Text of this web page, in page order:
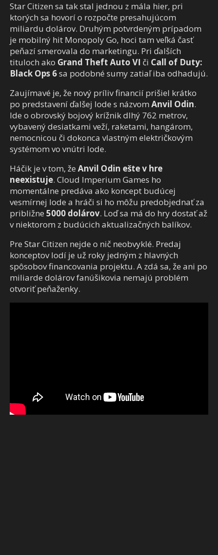
Star Citizen sa tak stal jednou z mála hier, pri
ktorých sa hovorí o rozpočte presahujúcom
miliardu dolárov. Druhým potvrdeným prípadom
je mobilný hit Monopoly Go, hoci tam veľká časť
peňazí smerovala do marketingu. Pri ďalších
tituloch ako Grand Theft Auto VI či Call of Duty:
Black Ops 6sa podobné sumy zatiaľ iba odhadujú.
Zaujímavé je, že nový príliv financií prišiel krátko
po predstavení ďalšej lode s názvom Anvil Odin.
Ide o obrovský bojový krížnik dlhý 762 metrov,
vybavený desiatkami veží, raketami, hangárom,
nemocnicou či dokonca vlastným električkovým
systémom vo vnútri lode.
Háčik je v tom, že Anvil Odin ešte v hre
neexistuje. Cloud Imperium Games ho
momentálne predáva ako koncept budúcej
vesmírnej lode a hráči si ho môžu predobjednať za
približne 5000 dolárov. Loď sa má do hry dostať až
v niektorom z budúcich aktualizačných balíkov.
Pre Star Citizen nejde o nič neobvyklé. Predaj
konceptov lodí je už roky jedným z hlavných
spôsobov financovania projektu. A zdá sa, že ani po
miliarde dolárov fanúšikovia nemajú problém
otvoriť peňaženky.